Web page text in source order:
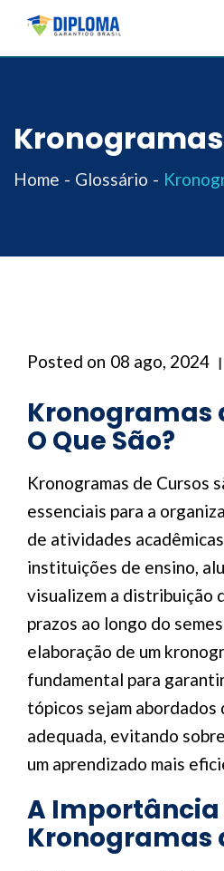
Skip
Home Glossário
Posted on 08 ago, 2024
Kronogramas
O Que São?
Kronogramas de Cursos
essenciais para a
de atividades
instituições de ensino,
visualizem a distribuição
prazos ao longo do
elaboração de um
fundamental para
tópicos sejam abordados
adequada, evitando
um aprendizado mais
A Importância
Kronogramas